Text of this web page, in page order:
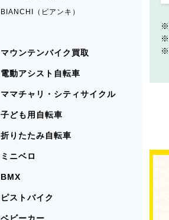
BIANCHI（ビアンキ）
マウンテンバイク買取
電動アシスト自転車
ママチャリ・シティサイクル
子ども用自転車
折りたたみ自転車
ミニベロ
BMX
ピストバイク